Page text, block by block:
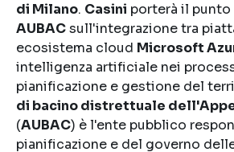
di Milano. Casini porterà il
AUBACsull'integrazione tra
ecosistema cloud Microsoft
intelligenza artificiale nei
pianificazione e gestione del
di bacino distrettuale
(AUBAC) è l'ente pubblico
pianificazione e del governo